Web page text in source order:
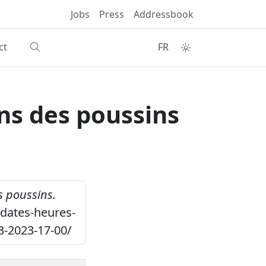
Jobs Press Addressbook
FR
des poussins
poussins.
heures-
2023-17-00/